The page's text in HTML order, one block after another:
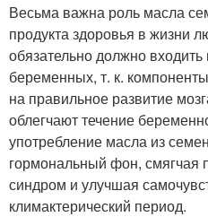
Весьма важна роль масла
продукта здоровья в жизни
обязательно должно
беременных, т. к.
на правильное развитие
облегчают течение
употребление масла из
гормональный фон, смягчая
синдром и улучшая
климактерический период.